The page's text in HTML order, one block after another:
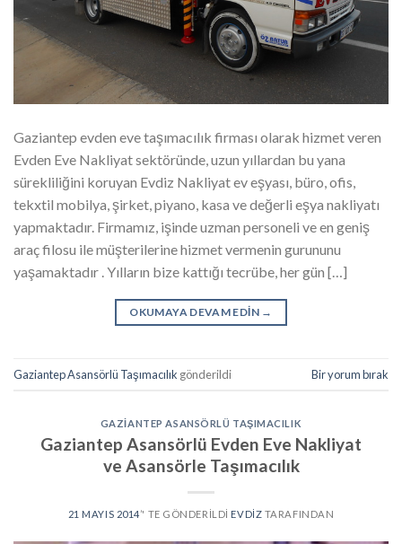
Gaziantep evden eve taşımacılık firması olarak hizmet veren
Evden Eve Nakliyat sektöründe, uzun yıllardan bu yana
sürekliliğini koruyan Evdiz Nakliyat ev eşyası, büro, ofis,
tekxtil mobilya, şirket, piyano, kasa ve değerli eşya nakliyatı
yapmaktadır. Firmamız, işinde uzman personeli ve en geniş
araç filosu ile müşterilerine hizmet vermenin gurununu
yaşamaktadır . Yılların bize kattığı tecrübe, her gün […]
OKUMAYA DEVAM EDIN →
Gaziantep Asansörlü Taşımacılık gönderildi Bir yorum bırak
GAZIANTEP ASANSÖRLÜ TAŞIMACILIK
Gaziantep Asansörlü Evden Eve Nakliyat
ve Asansörle Taşımacılık
21 MAYIS 2014’' TE GÖNDERILDI EVDIZ TARAFINDAN